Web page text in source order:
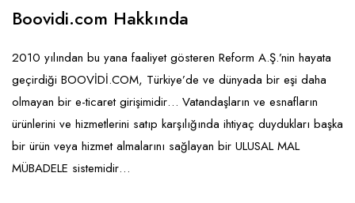
Sağlık Güzellik
Turizm - Eğlence
Mobilya ve Ev Tekstili
Oyuncak ve Hediyelik
Takı
Yapı Malzemesi - Hırdavat
Gıda ve Sarf Malzemeleri
Güvenlik - Temizlik
Giyim - Aksesuar
Hukuk - Marka - Patent ve Tercüme
Boovidi.com Hakkında
2010 yılından bu yana faaliyet gösteren Reform A.Ş.’nin hayata
geçirdiği BOOVİDİ.COM, Türkiye’de ve dünyada bir eşi daha
olmayan bir e-ticaret girişimidir… Vatandaşların ve esnafların
ürünlerini ve hizmetlerini satıp karşılığında ihtiyaç duydukları başka
bir ürün veya hizmet almalarını sağlayan bir ULUSAL MAL
MÜBADELE sistemidir…